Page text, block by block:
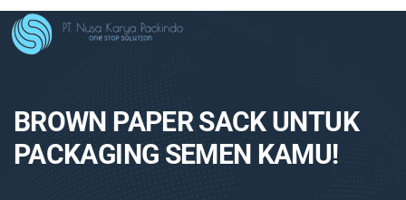
BROWN PAPER SACK UNTUK
PACKAGING SEMEN KAMU!